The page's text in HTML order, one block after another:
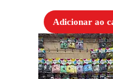
Adicionar ao